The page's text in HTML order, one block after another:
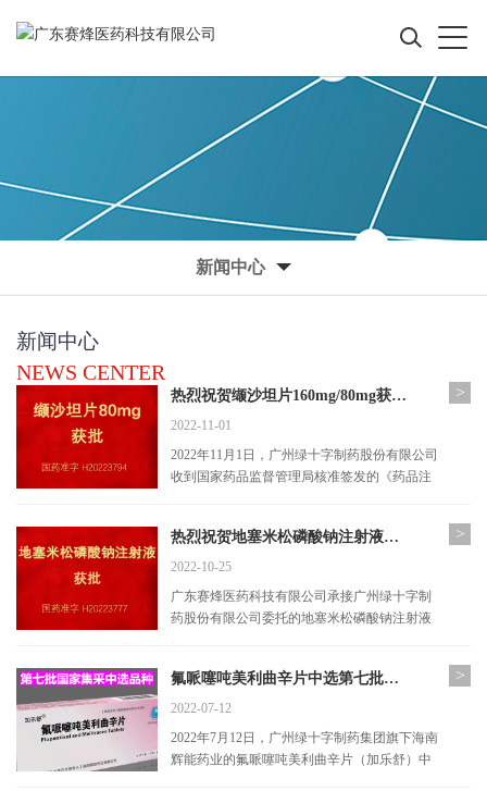
新闻中心
新闻中心
NEWS CENTER
热烈祝贺缬沙坦片160mg/80mg获得注册批准 >
2022-11-01
2022年11月1日，广州绿十字制药股份有限公司
收到国家药品监督管理局核准签发的《药品注
热烈祝贺地塞米松磷酸钠注射液获得注册批准 >
2022-10-25
广东赛烽医药科技有限公司承接广州绿十字制
药股份有限公司委托的地塞米松磷酸钠注射液
理局...
氟哌噻吨美利曲辛片中选第七批国家药品集采 >
2022-07-12
2022年7月12日，广州绿十字制药集团旗下海南
辉能药业的氟哌噻吨美利曲辛片（加乐舒）中